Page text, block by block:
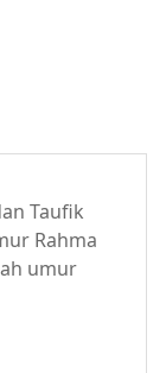
Taufik
Rahma
umur